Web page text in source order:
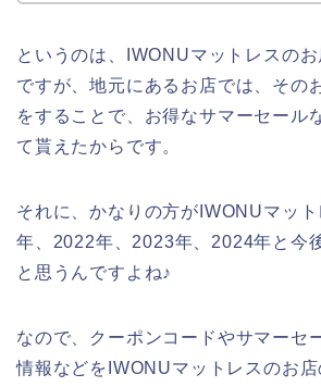
というのは、IWONUマットレスの
ですが、地元にあるお店では、その
をすることで、お得なサマーセール
て貰えたからです。
それに、かなりの方がIWONUマッ
年、2022年、2023年、2024年と今
と思うんですよね♪
なので、クーポンコードやサマーセ
情報などをIWONUマットレスのお